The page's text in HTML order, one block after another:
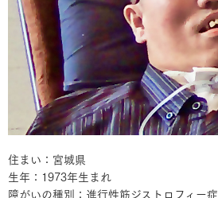
住まい：宮城県
生年：1973年生まれ
障がいの種別：進行性筋ジストロフィー症